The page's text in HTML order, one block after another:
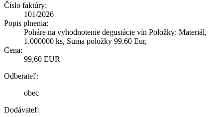
Číslo faktúry:
101/2026
Popis plnenia:
Poháre na vyhodnotenie degustácie vín Položky: Materiál,
1.000000 ks, Suma položky 99.60 Eur,
Cena:
99,60 EUR
Odberateľ:
obec
Dodávateľ: